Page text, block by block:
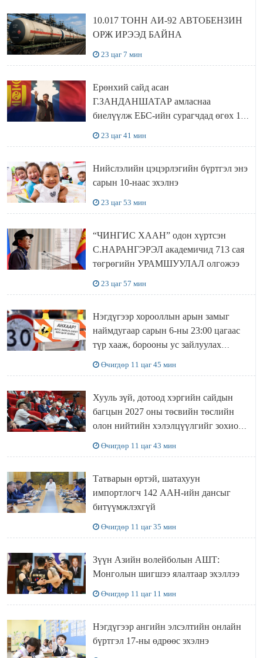
10.017 ТОНН АИ-92 АВТОБЕНЗИН
ОРЖ ИРЭЭД БАЙНА
23 цаг 7 мин
Ерөнхий сайд асан
Г.ЗАНДАНШАТАР амласнаа
биелүүлж ЕБС-ийн сурагчдад өгөх 10.
23 цаг 41 мин
Нийслэлийн цэцэрлэгийн бүртгэл энэ
сарын 10-наас эхэлнэ
23 цаг 53 мин
“ЧИНГИС ХААН” одон хүртсэн
С.НАРАНГЭРЭЛ академичид 713 сая
төгрөгийн УРАМШУУЛАЛ олгожээ
23 цаг 57 мин
Нэгдүгээр хорооллын арын замыг
наймдугаар сарын 6-ны 23:00 цагаас
түр хааж, борооны ус зайлуулах
Өчигдөр 11 цаг 45 мин
Хууль зүй, дотоод хэргийн сайдын
багцын 2027 оны төсвийн төслийн
олон нийтийн хэлэлцүүлгийг зохион
Өчигдөр 11 цаг 43 мин
Татварын өртэй, шатахуун
импортлогч 142 ААН-ийн дансыг
битүүмжлэхгүй
Өчигдөр 11 цаг 35 мин
Зүүн Азийн волейболын АШТ:
Монголын шигшээ ялалтаар эхэллээ
Өчигдөр 11 цаг 11 мин
Нэгдүгээр ангийн элсэлтийн онлайн
бүртгэл 17-ны өдрөөс эхэлнэ